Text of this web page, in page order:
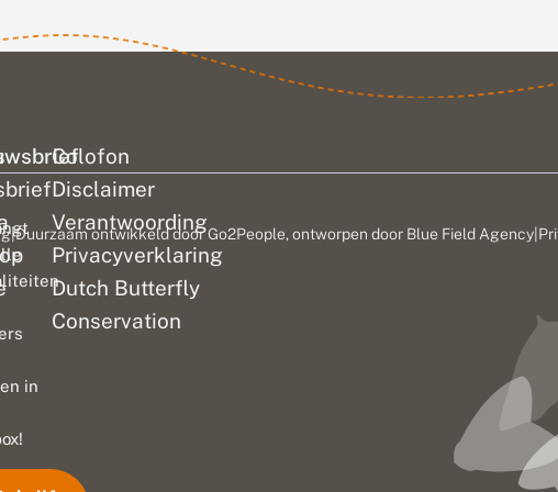
afgelopen tijd...
Colofon
Disclaimer
Verantwoording
Privacyverklaring
Dutch Butterfly
Conservation
in
|Duurzaam ontwikkeld doorGo2People, ontworpen door Blue Field Agency